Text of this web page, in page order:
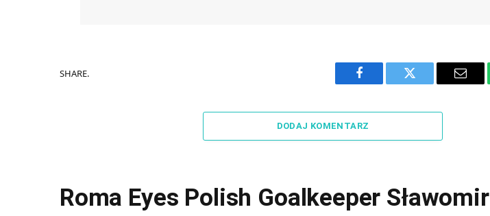
SHARE.
Facebook Twitter Email
DODAJ KOMENTARZ
Roma Eyes Polish Goalkeeper Sławomir